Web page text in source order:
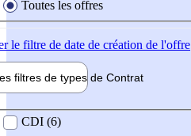
Toutes les offres
le filtre de date de création de l'offre
filtres de types de Contrat
contrat
CDI (6)